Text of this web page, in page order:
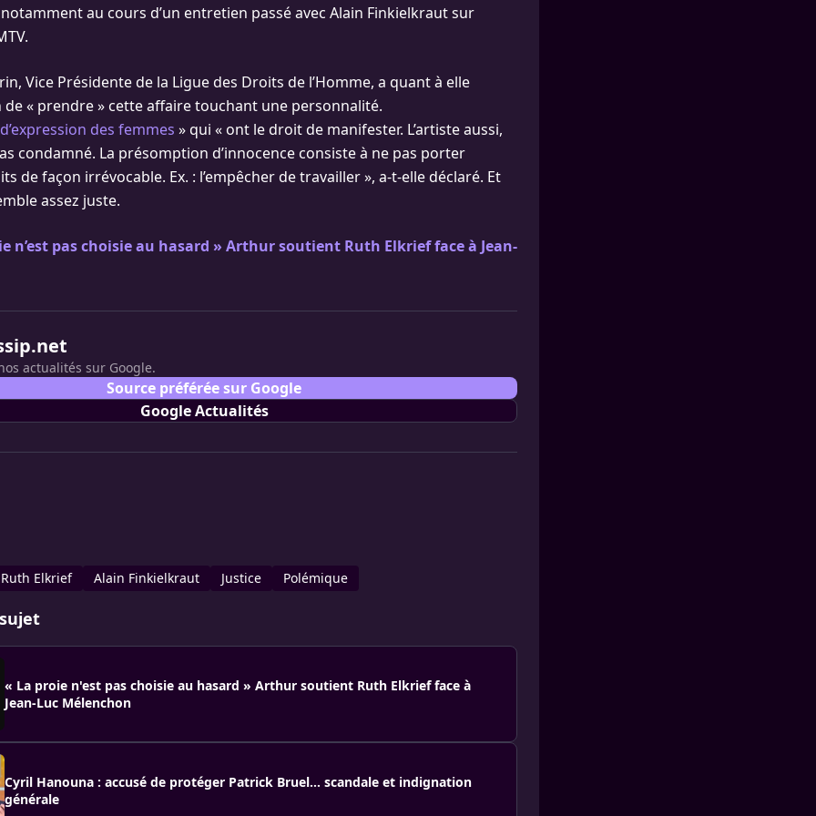
notamment au cours d’un entretien passé avec Alain Finkielkraut sur
Vice Présidente de la Ligue des Droits de l’Homme, a quant à elle
de « prendre » cette affaire touchant une personnalité.
des femmes » qui « ont le droit de manifester. L’artiste aussi,
condamné. La présomption d’innocence consiste à ne pas porter
de façon irrévocable. Ex. : l’empêcher de travailler », a-t-elle déclaré. Et
assez juste.
n’est pas choisie au hasard » Arthur soutient Ruth Elkrief face à Jean-
actualités sur Google.
Source préférée sur Google
Google Actualités
Ruth Elkrief Alain Finkielkraut Justice Polémique
« La proie n'est pas choisie au hasard » Arthur soutient Ruth Elkrief face à
Jean-Luc Mélenchon
Cyril Hanouna : accusé de protéger Patrick Bruel… scandale et indignation
générale